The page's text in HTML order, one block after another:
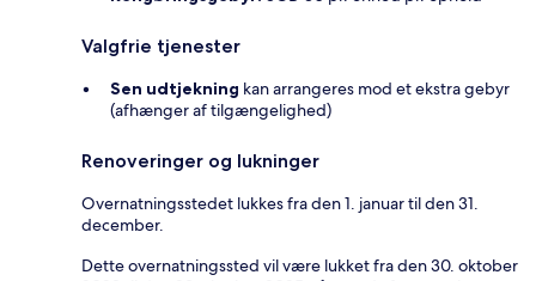
Valgfrie tjenester
Sen udtjekning kan arrangeres mod et ekstra gebyr
(afhænger af tilgængelighed)
Renoveringer og lukninger
Overnatningsstedet lukkes fra den 1. januar til den 31.
december.
Dette overnatningssted vil være lukket fra den 30. oktober